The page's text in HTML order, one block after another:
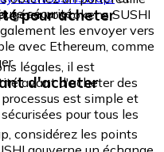
sécurité.
gérer vos tokens SUSHI
les envoyer vers
avec Ethereum, comme
pour acheter
légales, il est
avant d'acheter des
est simple et
pour tous les
d'acheter
considérez les points